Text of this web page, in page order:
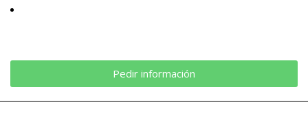
Pedir información